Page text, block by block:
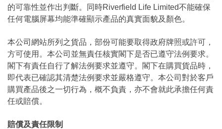
的可靠性並作出判斷。同時Riverfield Life Limited不能確保
任何電腦屏幕均能準確顯示產品的真實面貌及顏色。
本公司網站所列之貨品，部份可能要取得政府牌照或許可，
方可使用。本公司並無責任核實閣下是否已遵守法例要求。
閣下有責任自行了解法例要求並遵守。閣下在購買貨品時，
即代表已確認其清楚法例要求並嚴格遵守。本公司對於客戶
購買產品後之一切行為，概不負責，亦不會就此承擔任何責
任或賠償。
賠償及責任限制